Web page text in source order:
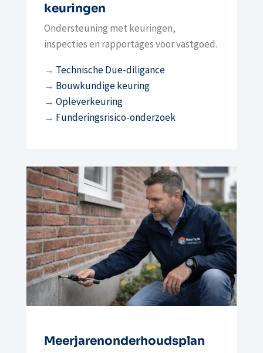
keuringen
Ondersteuning met keuringen,
inspecties en rapportages voor vastgoed.
→ Technische Due-diligance
→ Bouwkundige keuring
→ Opleverkeuring
→ Funderingsrisico-onderzoek
Meerjarenonderhoudsplan